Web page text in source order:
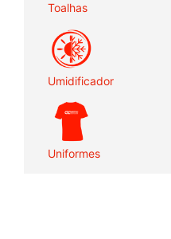
Toalhas
Umidificador
Uniformes